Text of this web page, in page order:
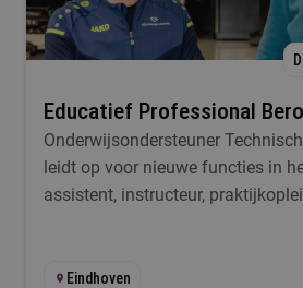
Educatief Professional
Onderwijsondersteuner
leidt op voor nieuwe functies in
assistent, instructeur,
Eindhoven